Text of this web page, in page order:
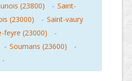
(23800)
- Saint-
(23000)
- Saint-vaury
feyre (23000)
-
- Soumans (23600)
-
-